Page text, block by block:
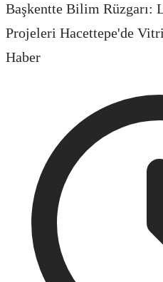
Başkentte Bilim Rüzgarı:
Projeleri Hacettepe'de
Haber